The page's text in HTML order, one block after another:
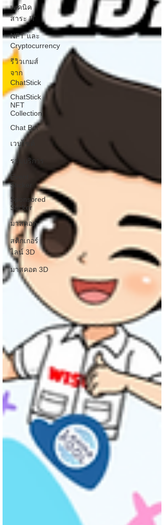
เทคนิค
สาระ IT
NFT และ
Cryptocurrency
รีวิวเกมส์
จาก
ChatStick
ChatStick
NFT
Collection
Chat Bot
เวบไซต์
รวมบริการ
Event
Sticker
Sponsored
Sticker
มาสคอต
สติกเกอร์
ไลน์ 3D
มาสคอต 3D